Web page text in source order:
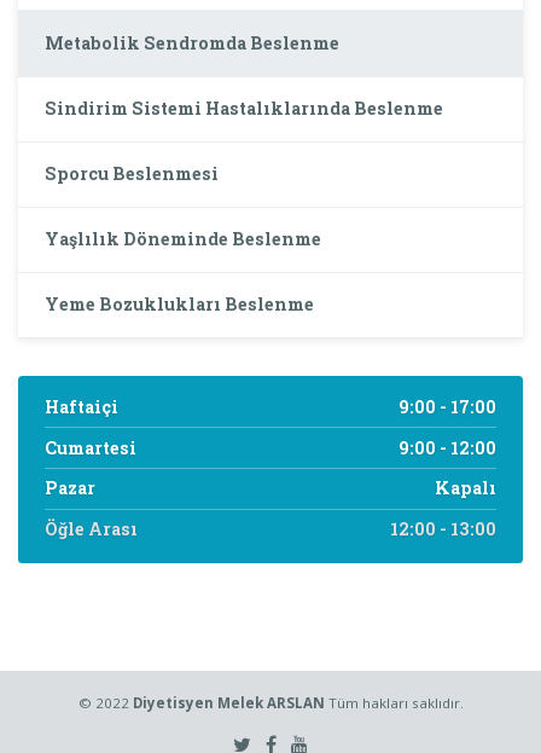
Metabolik Sendromda Beslenme
Sindirim Sistemi Hastalıklarında Beslenme
Sporcu Beslenmesi
Yaşlılık Döneminde Beslenme
Yeme Bozuklukları Beslenme
Haftaiçi
9:00 - 17:00
Cumartesi
9:00 - 12:00
Pazar
Kapalı
Öğle Arası
12:00 - 13:00
© 2022 Diyetisyen Melek ARSLAN Tüm hakları saklıdır.